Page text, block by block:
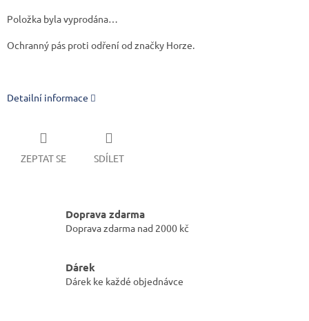
Položka byla vyprodána…
Ochranný pás proti odření od značky Horze.
Detailní informace
ZEPTAT SE SDÍLET
Doprava zdarma
Doprava zdarma nad 2000 kč
Dárek
Dárek ke každé objednávce